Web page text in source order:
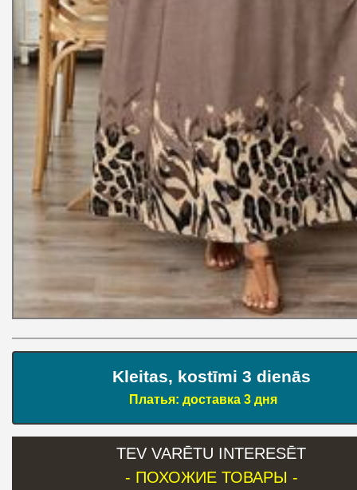
Kleitas, kostīmi 3 dienās
Платья: доставка 3 дня
TEV VARĒTU INTERESĒT
- ПОХОЖИЕ ТОВАРЫ -